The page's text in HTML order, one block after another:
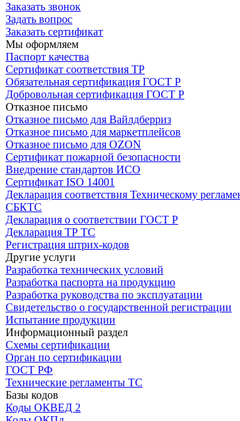
Заказать звонок
Задать вопрос
Заказать сертификат
Мы оформляем
Паспорт качества
Сертификат соответствия ТР
Обязательная сертификация ГОСТ Р
Добровольная сертификация ГОСТ Р
Отказное письмо
Отказное письмо для Вайлдберриз
Отказное письмо для маркетплейсов
Отказное письмо для OZON
Сертификат пожарной безопасности
Внедрение стандартов ИСО
Сертификат ISO 14001
Декларация соответствия Техническому
СБКТС
Декларация о соответствии ГОСТ Р
Декларация ТР ТС
Регистрация штрих-кодов
Другие услуги
Разработка технических условий
Разработка паспорта на продукцию
Разработка руководства по эксплуатации
Свидетельство о государственной регистрации
Испытание продукции
Информационный раздел
Схемы сертификации
Орган по сертификации
ГОСТ РФ
Технические регламенты ТС
Базы кодов
Коды ОКВЕД 2